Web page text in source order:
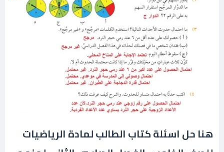
هنا حل اسئلة كتاب الطالب لمادة الرياضيات